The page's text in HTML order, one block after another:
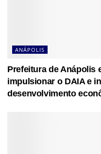
ANÁPOLIS
Prefeitura de Anápolis
impulsionar o DAIA e
desenvolvimento